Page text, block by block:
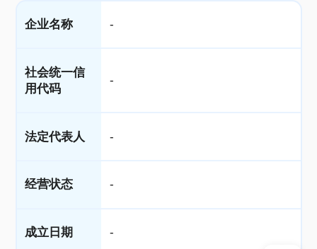
企业名称 -
社会统一信
用代码
-
法定代表人 -
经营状态 -
成立日期 -